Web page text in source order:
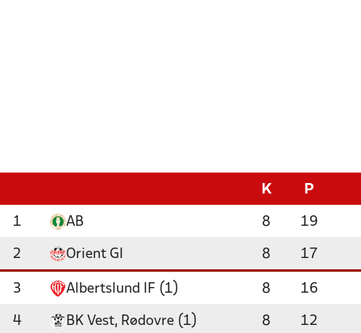
K P
1 AB 8 19
2 Orient GI 8 17
3 Albertslund IF (1) 8 16
4 BK Vest, Rødovre (1) 8 12